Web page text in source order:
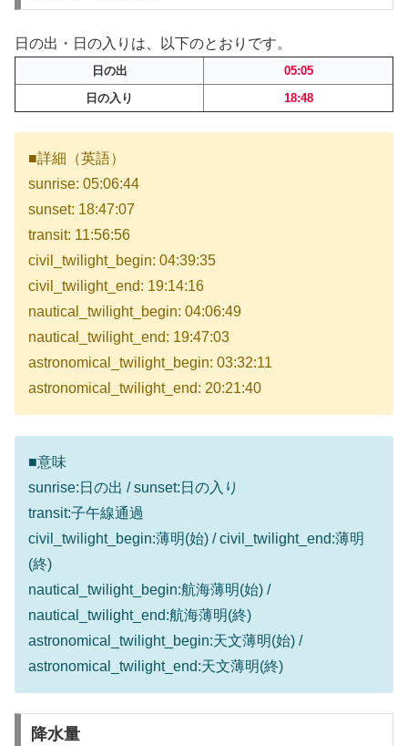
日の出・日の入りは、以下のとおりです。
日の出
05:05
日の入り
18:48
■詳細（英語）
sunrise: 05:06:44
sunset: 18:47:07
transit: 11:56:56
civil_twilight_begin: 04:39:35
civil_twilight_end: 19:14:16
nautical_twilight_begin: 04:06:49
nautical_twilight_end: 19:47:03
astronomical_twilight_begin: 03:32:11
astronomical_twilight_end: 20:21:40
■意味
sunrise:日の出 / sunset:日の入り
transit:子午線通過
civil_twilight_begin:薄明(始) / civil_twilight_end:薄明
(終)
nautical_twilight_begin:航海薄明(始) /
nautical_twilight_end:航海薄明(終)
astronomical_twilight_begin:天文薄明(始) /
astronomical_twilight_end:天文薄明(終)
降水量